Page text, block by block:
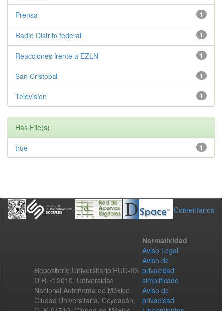
1
Prensa
1
Radio Distrito federal
1
Reacciones frente a EZLN
1
San Cristobal
1
Television
Has File(s)
1
true
Comentarios
Repositorio Universitario RUD-IIS
D.R. © 2010. Universidad
Nacional Autónoma de México.
Ciudad Universitaria, Coyoacán,
Normatividad
Aviso Legal
Aviso de
privacidad
simplificado
Aviso de
privacidad